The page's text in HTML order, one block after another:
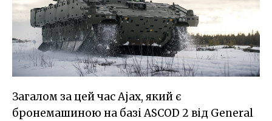
Загалом за цей час Ajax, який є
бронемашиною на базі ASCOD 2 від General